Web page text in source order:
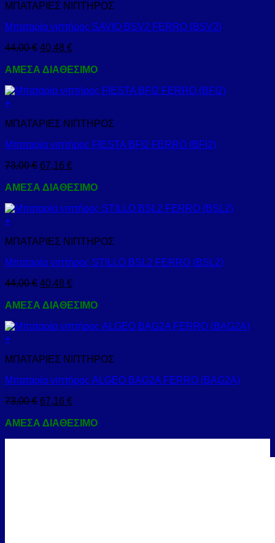
ΜΠΑΤΑΡΙΕΣ ΝΙΠΤΗΡΟΣ
Μπαταρία νιπτήρος SAVIO BSV2 FERRO (BSV2)
44,00€ 40,48 €
ΑΜΕΣΑ ΔΙΑΘΕΣΙΜΟ
+
ΜΠΑΤΑΡΙΕΣ ΝΙΠΤΗΡΟΣ
Μπαταρία νιπτήρος FIESTA BFI2 FERRO (BFI2)
73,00€ 67,16 €
ΑΜΕΣΑ ΔΙΑΘΕΣΙΜΟ
+
ΜΠΑΤΑΡΙΕΣ ΝΙΠΤΗΡΟΣ
Μπαταρία νιπτήρος STILLO BSL2 FERRO (BSL2)
44,00€ 40,48 €
ΑΜΕΣΑ ΔΙΑΘΕΣΙΜΟ
+
ΜΠΑΤΑΡΙΕΣ ΝΙΠΤΗΡΟΣ
Μπαταρία νιπτήρος ALGEO BAG2A FERRO (BAG2A)
73,00€ 67,16 €
ΑΜΕΣΑ ΔΙΑΘΕΣΙΜΟ